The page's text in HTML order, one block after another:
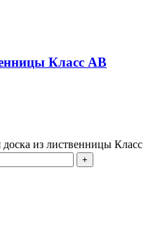
Класс АВ
из лиственницы Класс